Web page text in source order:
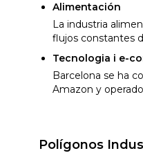
Alimentación
La industria
flujos constantes
Tecnologia i e-
Barcelona se ha
Amazon y
Polígonos